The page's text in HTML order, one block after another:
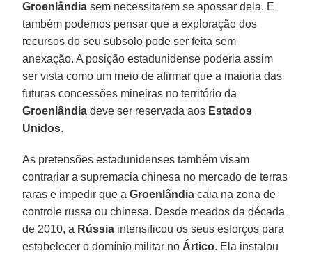
Groenlândia sem necessitarem se apossar dela. E
também podemos pensar que a exploração dos
recursos do seu subsolo pode ser feita sem
anexação. A posição estadunidense poderia assim
ser vista como um meio de afirmar que a maioria das
futuras concessões mineiras no território da
Groenlândia deve ser reservada aos Estados
Unidos.
As pretensões estadunidenses também visam
contrariar a supremacia chinesa no mercado de terras
raras e impedir que aGroenlândia caia na zona de
controle russa ou chinesa. Desde meados da década
de 2010, a Rússia intensificou os seus esforços para
estabelecer o domínio militar no Ártico. Ela instalou